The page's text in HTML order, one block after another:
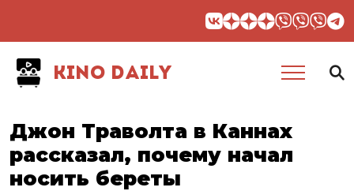
KINO DAILY
Джон Траволта в Каннах
рассказал, почему начал
носить береты